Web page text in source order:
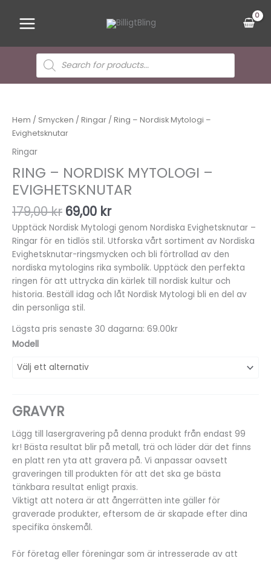
innehållMenu
Sök
efter
produkter
Hem / Smycken / Ringar / Ring – Nordisk Mytologi –
Evighetsknutar
Ringar
RING – NORDISK MYTOLOGI –
EVIGHETSKNUTAR
179,00kr
Det
priset
var:
69,00 kr
Det
priset
är:
Upptäck Nordisk Mytologi genom Nordiska Evighetsknutar –
Ringar för en tidlös stil. Utforska vårt sortiment av Nordiska
Evighetsknutar-ringsmycken och bli förtrollad av den
nordiska mytologins rika symbolik. Upptäck den perfekta
ringen för att uttrycka din kärlek till nordisk kultur och
historia. Beställ idag och låt Nordisk Mytologi bli en del av
din personliga stil.
Lägsta pris senaste 30 dagarna: 69.00kr
Modell
GRAVYR
Lägg till lasergravering på denna produkt från endast 99
kr! Bästa resultat blir på metall, trä och läder där det finns
en platt ren yta att gravera på. Vi anpassar oavsett
graveringen till produkten för att det ska ge bästa
tänkbara resultat enligt praxis.
Viktigt att notera är att ångerrätten inte gäller för
graverade produkter, eftersom de är skapade efter dina
specifika önskemål.
För företag eller föreningar som är intresserade av att
Nordisk
Mytologi
Evighetsknutar
mängd